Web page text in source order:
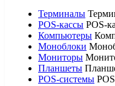
Терминалы
POS-кассы POS-
Компьютеры
Моноблоки
Мониторы
Планшеты
POS-системы